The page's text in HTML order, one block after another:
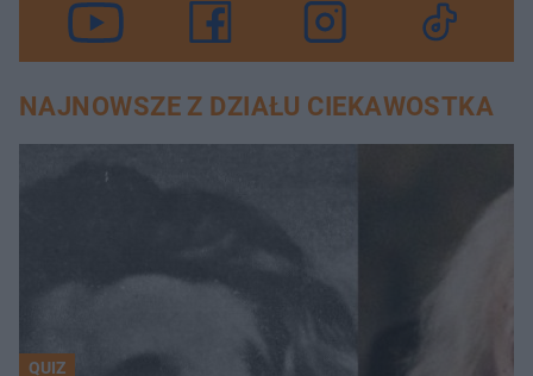
NAJNOWSZE Z DZIAŁU CIEKAWOSTKA
QUIZ